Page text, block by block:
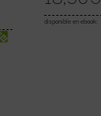
disponible en ebook: